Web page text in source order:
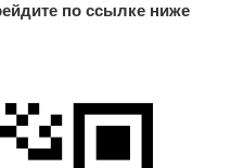
по ссылке ниже